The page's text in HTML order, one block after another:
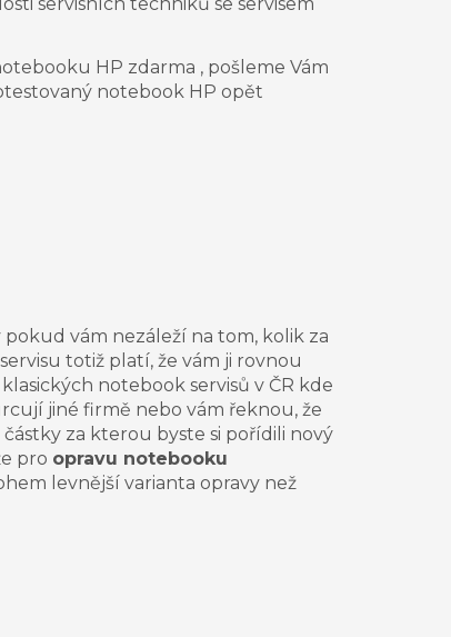
servisních techniků se servisem
HP zdarma , pošleme Vám
notebook HP opět
pokud vám nezáleží na tom, kolik za
totiž platí, že vám ji rovnou
notebook servisů v ČR kde
jiné firmě nebo vám řeknou, že
za kterou byste si pořídili nový
pro opravu notebooku
levnější varianta opravy než